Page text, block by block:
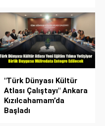
"Türk Dünyası Kültür
Atlası Çalıştayı" Ankara
Kızılcahamam’da
Başladı